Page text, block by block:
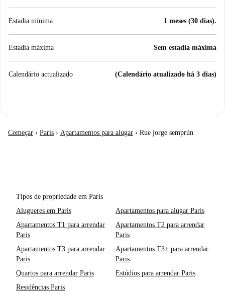
Estadia mínima 1 meses (30 dias).
Estadia máxima Sem estadia máxima
Calendário actualizado (Calendário atualizado há 3 dias)
Começar › Paris › Apartamentos para alugar › Rue jorge semprún
Tipos de propriedade em Paris
Alugueres em Paris
Apartamentos para alugar Paris
Apartamentos T1 para arrendar
Paris
Apartamentos T2 para arrendar
Paris
Apartamentos T3 para arrendar
Paris
Apartamentos T3+ para arrendar
Paris
Quartos para arrendar Paris
Estúdios para arrendar Paris
Residências Paris